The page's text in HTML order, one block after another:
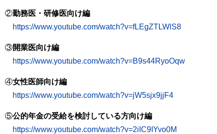
②勤務医・研修医向け編
https://www.youtube.com/watch?v=fLEgZTLWlS8
③開業医向け編
https://www.youtube.com/watch?v=B9s44RyoOqw
④女性医師向け編
https://www.youtube.com/watch?v=jW5sjx9jjF4
⑤公的年金の受給を検討している方向け編
https://www.youtube.com/watch?v=2iIC9IYvo0M